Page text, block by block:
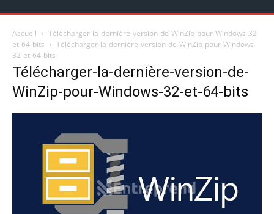
Accueil
Télécharger-la-dernière-version-de-WinZip-pour-Windows-32-
et-64-bits
Télécharger-la-dernière-version-de-WinZip-pour-Windows-
32-et-64-bits
Télécharger-la-dernière-version-de-
WinZip-pour-Windows-32-et-64-bits